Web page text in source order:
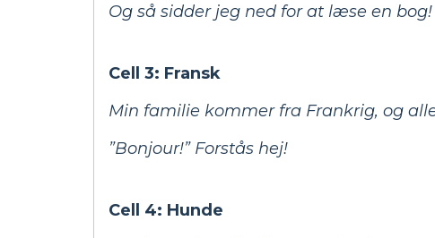
Og så sidder jeg ned for at læse en bog!
Cell 3: Fransk
Min familie kommer fra Frankrig, og
”Bonjour!” Forstås hej!
Cell 4: Hunde